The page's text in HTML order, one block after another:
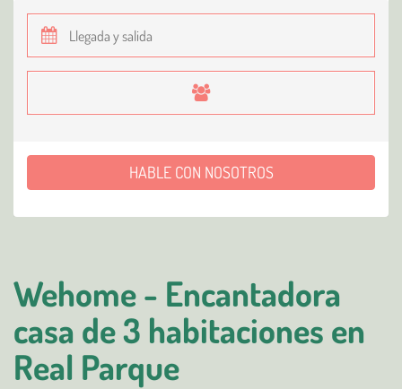
Wehome - Encantadora
casa de 3 habitaciones en
Real Parque
HABLE CON NOSOTROS